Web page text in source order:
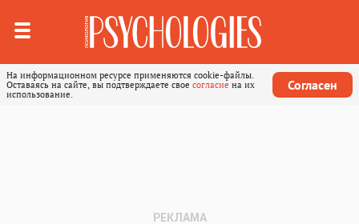
На информационном ресурсе применяются cookie-файлы.
Оставаясь на сайте, вы подтверждаете свое согласие на их
использование.
Согласен